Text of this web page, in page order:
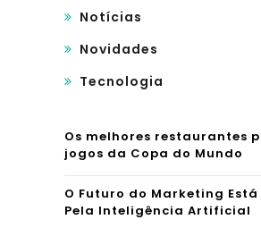
Notícias
Novidades
Tecnologia
Os melhores restaurantes
jogos da Copa do Mundo
O Futuro do Marketing
Pela Inteligência Artificial